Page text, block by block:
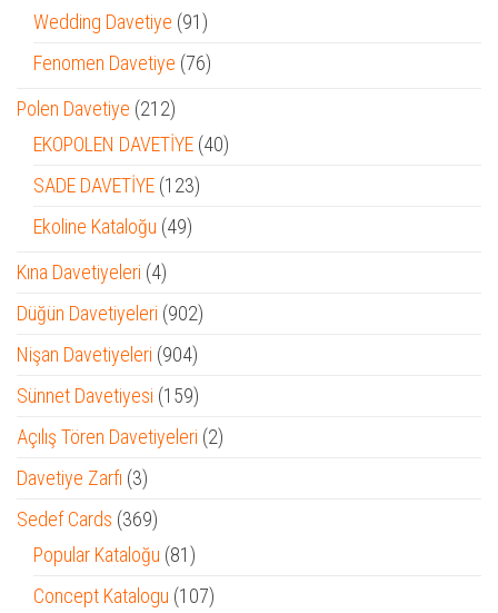
ürün
Wedding Davetiye 9191
ürün
Fenomen Davetiye 7676
Polen Davetiye 212212
ürün
EKOPOLEN DAVETİYE 4040
SADE DAVETİYE 123123
Ekoline Kataloğu 4949
Kına Davetiyeleri 44
ürün
Düğün Davetiyeleri 902902
Nişan Davetiyeleri 904904
ürün
Sünnet Davetiyesi 159159
ürün
Açılış Tören Davetiyeleri 22
Davetiye Zarfı 33
ürün
Sedef Cards 369369
ürün
Popular Kataloğu 8181
ürün
Concept Katalogu 107107